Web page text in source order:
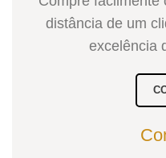
distância de um
excelência